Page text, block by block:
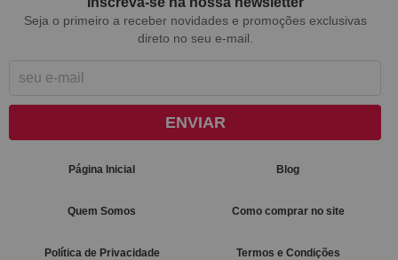
Seja o primeiro a receber novidades e promoções exclusivas
direto no seu e-mail.
ENVIAR
Página Inicial Blog
Quem Somos Como comprar no site
Política de Privacidade Termos e Condições